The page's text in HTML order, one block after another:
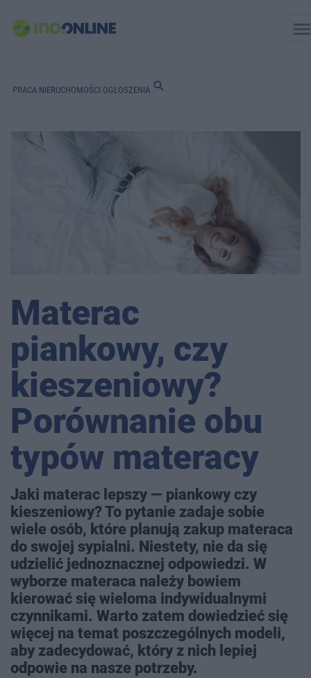
PRACA NIERUCHOMOŚCI OGŁOSZENIA search
Materac
piankowy, czy
kieszeniowy?
Porównanie obu
typów materacy
Jaki materac lepszy — piankowy czy
kieszeniowy? To pytanie zadaje sobie
wiele osób, które planują zakup materaca
do swojej sypialni. Niestety, nie da się
udzielić jednoznacznej odpowiedzi. W
wyborze materaca należy bowiem
kierować się wieloma indywidualnymi
czynnikami. Warto zatem dowiedzieć się
więcej na temat poszczególnych modeli,
aby zadecydować, który z nich lepiej
odpowie na nasze potrzeby.